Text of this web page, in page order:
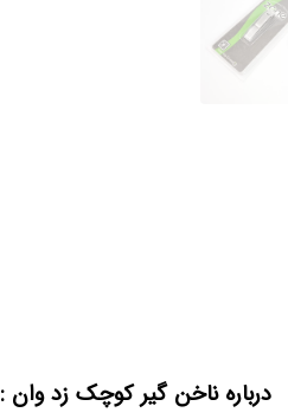
درباره ناخن گیر کوچک زد وان :